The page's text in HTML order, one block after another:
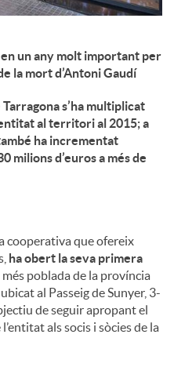
un any molt important per
la mort d’Antoni Gaudí
s’ha multiplicat
al territori al 2015; a
ha incrementat
milions d’euros a més de
cooperativa que ofereix
ha obert la seva primera
poblada de la província
al Passeig de Sunyer, 3-
de seguir apropant el
als socis i sòcies de la